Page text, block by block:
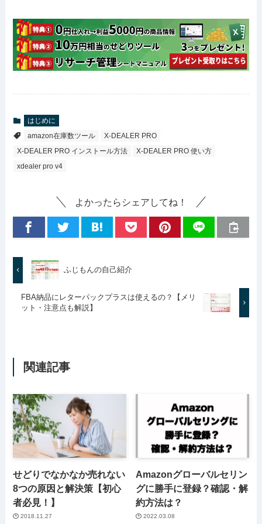
はじめに
amazon在庫数ツール
X-DEALER PRO
X-DEALER PRO インストール方法
X-DEALER PRO 使い方
xdealer pro v4
よかったらシェアしてね！
ふじもんの自己紹介
FBA納品にレターパックプラスは使えるの？【メリ
ット・注意点も解説】
関連記事
せどりでなかなか売れない
8つの原因と解決策【初心
者必見！】
2018.11.27
Amazonグローバルセリン
グに勝手に登録？確認・解
約方法は？
2022.03.08